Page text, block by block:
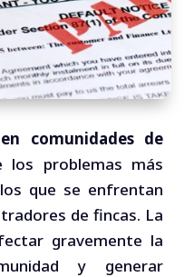
comunidades de
los problemas más
que se enfrentan
de fincas. La
gravemente la
y generar